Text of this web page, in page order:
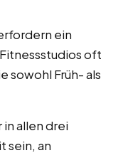
ein
oft
sowohl Früh- als
allen drei
sein, an